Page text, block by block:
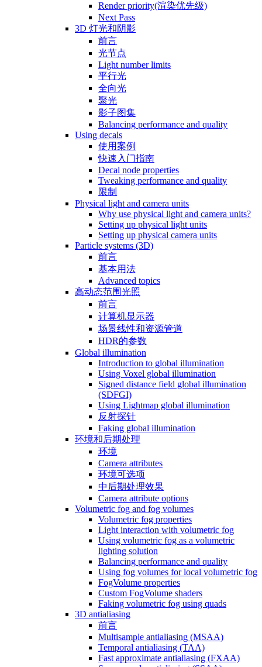
Render priority(渲染优先级)
Next Pass
3D 灯光和阴影
前言
光节点
Light number limits
平行光
全向光
聚光
影子图集
Balancing performance and quality
Using decals
使用案例
快速入门指南
Decal node properties
Tweaking performance and quality
限制
Physical light and camera units
Why use physical light and camera units?
Setting up physical light units
Setting up physical camera units
Particle systems (3D)
前言
基本用法
Advanced topics
高动态范围光照
前言
计算机显示器
场景线性和资源管道
HDR的参数
Global illumination
Introduction to global illumination
Using Voxel global illumination
Signed distance field global illumination
(SDFGI)
Using Lightmap global illumination
反射探针
Faking global illumination
环境和后期处理
环境
Camera attributes
环境可选项
中后期处理效果
Camera attribute options
Volumetric fog and fog volumes
Volumetric fog properties
Light interaction with volumetric fog
Using volumetric fog as a volumetric
lighting solution
Balancing performance and quality
Using fog volumes for local volumetric fog
FogVolume properties
Custom FogVolume shaders
Faking volumetric fog using quads
3D antialiasing
前言
Multisample antialiasing (MSAA)
Temporal antialiasing (TAA)
Fast approximate antialiasing (FXAA)